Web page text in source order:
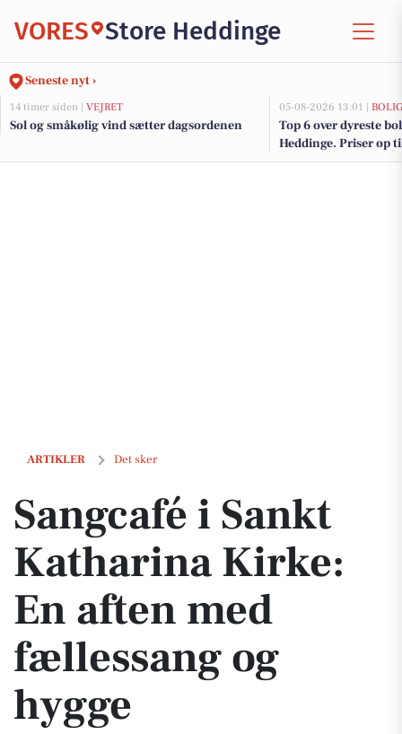
VORES Store Heddinge
Seneste nyt ›
14 timer siden | VEJRET
Sol og småkølig vind sætter dagsordenen
05-08-2026 13:01 |
Top 6 over dyreste
Heddinge. Priser op
ARTIKLER Det sker
Sangcafé i Sankt Katharina Kirke: En aften med fællessang og hygge
Sangcafé i Sankt
Katharina Kirke:
En aften med
fællessang og
hygge